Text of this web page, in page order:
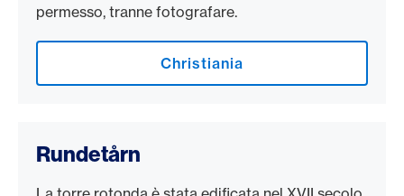
permesso, tranne fotografare.
Christiania
Rundetårn